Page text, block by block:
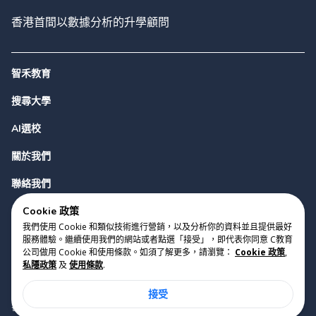
香港首間以數據分析的升學顧問
智禾教育
搜尋大學
AI選校
關於我們
聯絡我們
版權 2023 Cyclopes® •
使用條款
香港銅鑼灣勿地臣街1號時代廣場2座28樓07室
Cookie 政策
我們使用 Cookie 和類似技術進行營銷，以及分析你的資料並且提供最好
服務體驗。繼續使用我們的網站或者點選「接受」，即代表你同意 C教育
公司做用 Cookie 和使用條款。如須了解更多，請瀏覽： Cookie 政策,
私隱政策及 使用條款.
接受